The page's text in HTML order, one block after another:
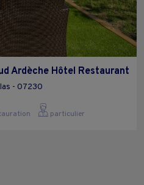
Ardèche Hôtel Restaurant
- 07230
particulier